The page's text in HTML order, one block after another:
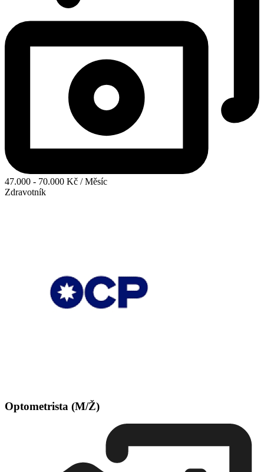
47.000 - 70.000 Kč / Měsíc
Zdravotník
Optometrista (M/Ž)